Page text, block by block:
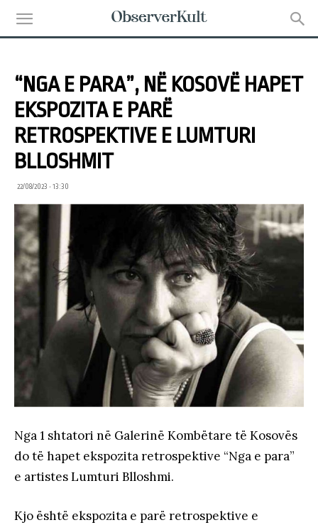
“NGA E PARA”, NË KOSOVË HAPET
EKSPOZITA E PARË
RETROSPEKTIVE E LUMTURI
BLLOSHMIT
22/08/2023 • 13:30
Nga 1 shtatori në Galerinë Kombëtare të Kosovës
do të hapet ekspozita retrospektive “Nga e para”
e artistes Lumturi Blloshmi.
Kjo është ekspozita e parë retrospektive e